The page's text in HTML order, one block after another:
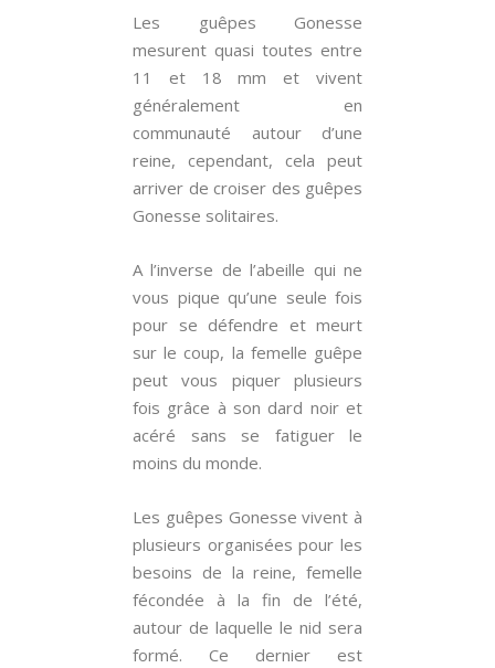
Les guêpes Gonesse
mesurent quasi toutes entre
11 et 18 mm et vivent
généralement en
communauté autour d’une
reine, cependant, cela peut
arriver de croiser des guêpes
Gonesse solitaires.
A l’inverse de l’abeille qui ne
vous pique qu’une seule fois
pour se défendre et meurt
sur le coup, la femelle guêpe
peut vous piquer plusieurs
fois grâce à son dard noir et
acéré sans se fatiguer le
moins du monde.
Les guêpes Gonesse vivent à
plusieurs organisées pour les
besoins de la reine, femelle
fécondée à la fin de l’été,
autour de laquelle le nid sera
formé. Ce dernier est